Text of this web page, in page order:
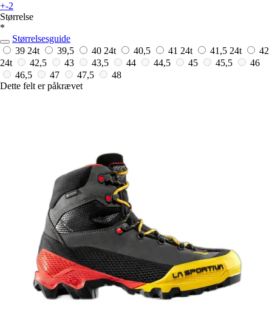
+-2
Størrelse
*
Størrelsesguide
39 24t 39,5 40 24t 40,5 41 24t 41,5 24t
42
24t
42,5 43 43,5 44 44,5 45 45,5
46
46,5
47 47,5
48
Dette felt er påkrævet